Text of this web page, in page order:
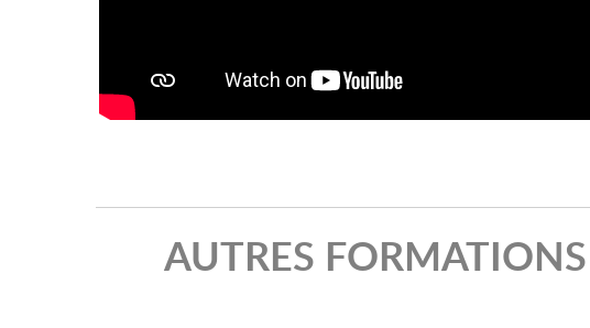
AUTRES